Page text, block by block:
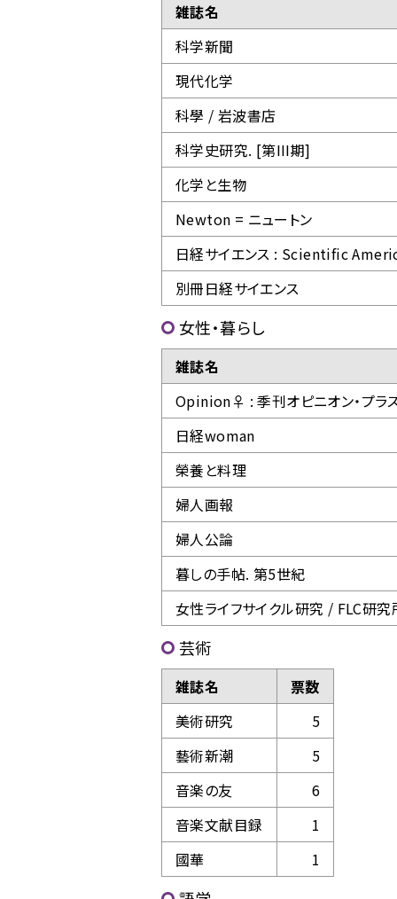
雑誌名
科学新聞
現代化学
科學 / 岩波書店
科学史研究. [第III期]
化学と生物
Newton = ニュートン
日経サイエンス : Scientific
別冊日経サイエンス
女性・暮らし
雑誌名
Opinion♀ : 季刊オピニオン・プラ
日経woman
榮養と料理
婦人画報
婦人公論
暮しの手帖. 第5世紀
女性ライフサイクル研究 / FLC研
芸術
雑誌名
票数
美術研究
5
藝術新潮
5
音楽の友
6
音楽文献目録
1
國華
1